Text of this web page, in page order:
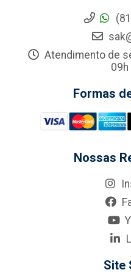
Atendimento de
09h
Formas
Nossas
Site